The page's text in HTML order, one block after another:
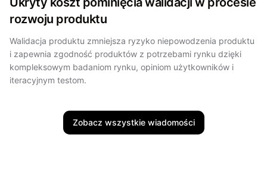
rozwoju produktu
Walidacja produktu zmniejsza ryzyko niepowodzenia produktu
i zapewnia zgodność produktów z potrzebami rynku dzięki
kompleksowym badaniom rynku, opiniom użytkowników i
iteracyjnym testom.
Zobacz wszystkie wiadomości